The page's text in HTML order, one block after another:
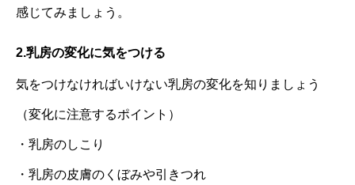
感じてみましょう。
2.乳房の変化に気をつける
気をつけなければいけない乳房の変化を知りましょう
（変化に注意するポイント）
・乳房のしこり
・乳房の皮膚のくぼみや引きつれ